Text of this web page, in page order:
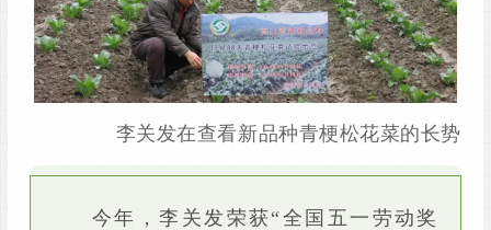
李关发在查看新品种青梗松花菜的长势
今年，李关发荣获“全国五一劳动奖